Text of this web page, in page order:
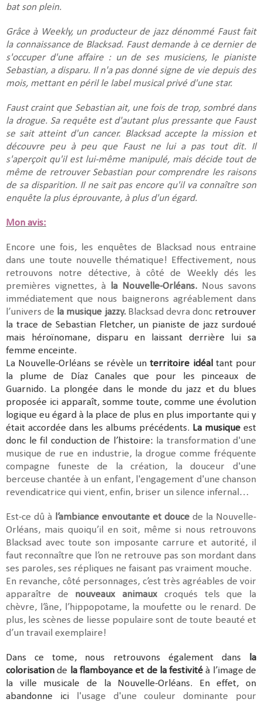
bat son plein.
Grâce à Weekly, un producteur de jazz dénommé Faust fait
la connaissance de Blacksad. Faust demande à ce dernier de
s'occuper d'une affaire : un de ses musiciens, le pianiste
Sebastian, a disparu. Il n'a pas donné signe de vie depuis des
mois, mettant en péril le label musical privé d'une star.
Faust craint que Sebastian ait, une fois de trop, sombré dans
la drogue. Sa requête est d'autant plus pressante que Faust
se sait atteint d'un cancer. Blacksad accepte la mission et
découvre peu à peu que Faust ne lui a pas tout dit. Il
s'aperçoit qu'il est lui-même manipulé, mais décide tout de
même de retrouver Sebastian pour comprendre les raisons
de sa disparition. Il ne sait pas encore qu'il va connaître son
enquête la plus éprouvante, à plus d'un égard.
Mon avis:
Encore une fois, les enquêtes de Blacksad nous entraine
dans une toute nouvelle thématique! Effectivement, nous
retrouvons notre détective, à côté de Weekly dés les
premières vignettes, à
la Nouvelle-Orléans. Nous savons
immédiatement que nous baignerons agréablement dans
l’univers de la musique jazzy.Blacksad devra donc retrouver
la trace de Sebastian Fletcher, un pianiste de jazz surdoué
mais héroïnomane, disparu en laissant derrière lui sa
femme enceinte.
La Nouvelle-Orléans se révèle unterritoire idéaltant pour
la plume de Díaz Canales que pour les pinceaux de
Guarnido. La plongée dans le monde du jazz et du blues
proposée ici apparaît, somme toute, comme une évolution
logique eu égard à la place de plus en plus importante qui y
était accordée dans les albums précédents. La musique est
donc le fil conduction de l’histoire: la transformation d'une
musique de rue en industrie, la drogue comme fréquente
compagne funeste de la création, la douceur d'une
berceuse chantée à un enfant, l'engagement d'une chanson
revendicatrice qui vient, enfin, briser un silence infernal…
Est-ce dû à l’ambiance envoutante et douce de la Nouvelle-
Orléans, mais quoiqu’il en soit, même si nous retrouvons
Blacksad avec toute son imposante carrure et autorité, il
faut reconnaître que l’on ne retrouve pas son mordant dans
ses paroles, ses répliques ne faisant pas vraiment mouche.
En revanche, côté personnages, c’est très agréables de voir
apparaître de nouveaux animaux croqués tels que la
chèvre, l’âne, l’hippopotame, la moufette ou le renard. De
plus, les scènes de liesse populaire sont de toute beauté et
d’un travail exemplaire!
Dans ce tome, nous retrouvons également dans
la
colorisation de la flamboyance et de la festivité à l’image de
la ville musicale de la Nouvelle-Orléans. En effet, on
abandonne ici
l'usage d'une couleur dominante pour